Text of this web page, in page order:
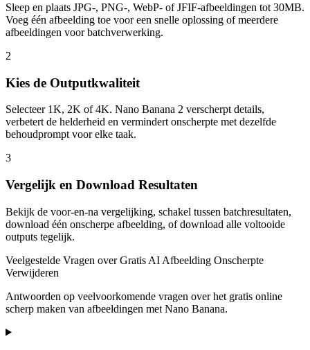
Sleep en plaats JPG-, PNG-, WebP- of JFIF-afbeeldingen tot 30MB.
Voeg één afbeelding toe voor een snelle oplossing of meerdere
afbeeldingen voor batchverwerking.
2
Kies de Outputkwaliteit
Selecteer 1K, 2K of 4K. Nano Banana 2 verscherpt details,
verbetert de helderheid en vermindert onscherpte met dezelfde
behoudprompt voor elke taak.
3
Vergelijk en Download Resultaten
Bekijk de voor-en-na vergelijking, schakel tussen batchresultaten,
download één onscherpe afbeelding, of download alle voltooide
outputs tegelijk.
Veelgestelde Vragen over Gratis AI Afbeelding Onscherpte
Verwijderen
Antwoorden op veelvoorkomende vragen over het gratis online
scherp maken van afbeeldingen met Nano Banana.